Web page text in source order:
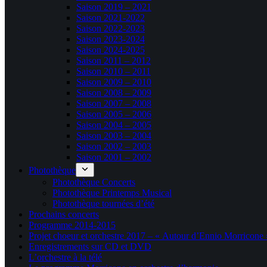
Saison 2019 – 2021
Saison 2021-2022
Saison 2022-2023
Saison 2023-2024
Saison 2024-2025
Saison 2011 – 2012
Saison 2010 – 2011
Saison 2009 – 2010
Saison 2008 – 2009
Saison 2007 – 2008
Saison 2005 – 2006
Saison 2004 – 2005
Saison 2003 – 2004
Saison 2002 – 2003
Saison 2001 – 2002
Photothèque
Photothèque Concerts
Photothèque Printemps Musical
Photothèque tournées d’été
Prochains concerts
Programme 2014-2015
Projet choeur et orchestre 2017 – « Autour d’Ennio Morricone
Enregistrements sur CD et DVD
L’orchestre à la télé